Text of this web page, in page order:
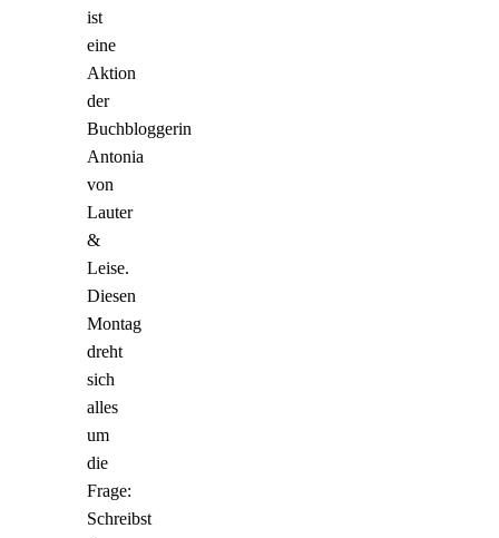
ist
eine
Aktion
der
Buchbloggerin
Antonia
von
Lauter
&
Leise.
Diesen
Montag
dreht
sich
alles
um
die
Frage:
Schreibst